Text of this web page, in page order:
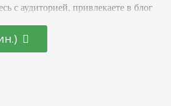
с аудиторией, привлекаете в блог
подарок за то, что они тем
о вас другим пользователям.
советуют чередовать…